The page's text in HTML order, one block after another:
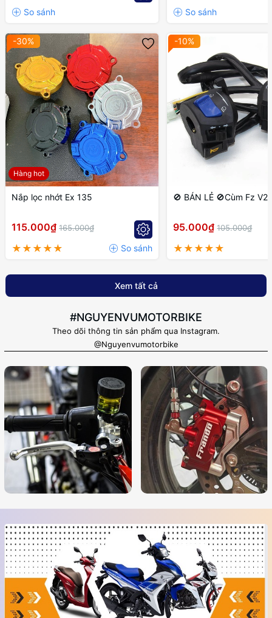
Hàng hot
-30%
Nắp lọc nhớt Ex 135
115.000₫ 165.000₫
-10%
🚫 BÁN LẺ 🚫Cùm Fz V2
95.000₫ 105.000₫
Xem tất cả
#NGUYENVUMOTORBIKE
Theo dõi thông tin sản phẩm qua Instagram.
@Nguyenvumotorbike